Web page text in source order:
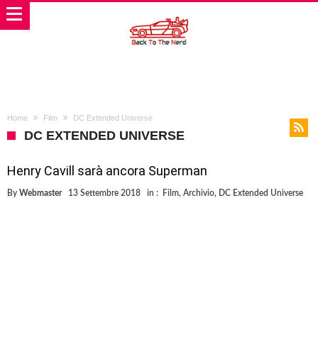
Home Film DC Extended Universe
DC EXTENDED UNIVERSE
Henry Cavill sarà ancora Superman
By Webmaster 13 Settembre 2018 in : Film, Archivio, DC Extended Universe